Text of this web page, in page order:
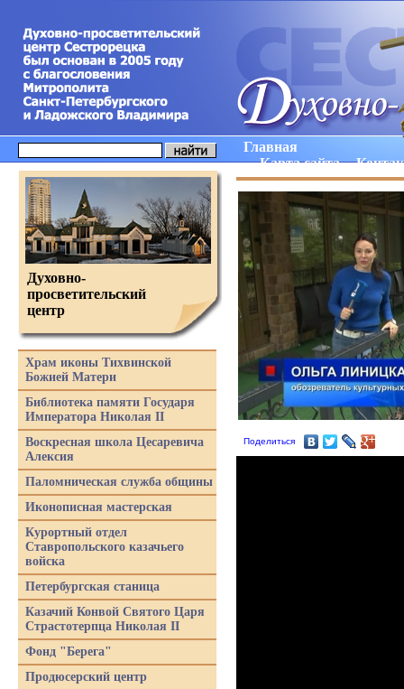
Главная
Карта сайта
Поделиться
Духовно-
просветительский
центр
Храм иконы Тихвинской
Божией Матери
Библиотека памяти Государя
Императора Николая II
Воскресная школа Цесаревича
Алексия
Паломническая служба общины
Иконописная мастерская
Курортный отдел
Ставропольского казачьего
войска
Петербургская станица
Казачий Конвой Святого Царя
Страстотерпца Николая II
Фонд "Берега"
Продюсерский центр